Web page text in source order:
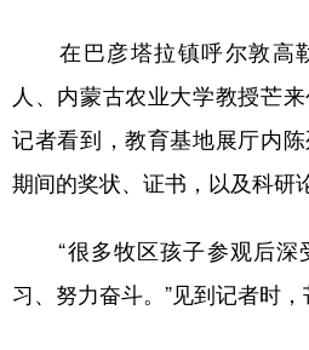
在巴彦塔拉镇呼尔敦高
人、内蒙古农业大学教授芒
记者看到，教育基地展厅内
期间的奖状、证书，以及科研
“很多牧区孩子参观后深
习、努力奋斗。”见到记者时，